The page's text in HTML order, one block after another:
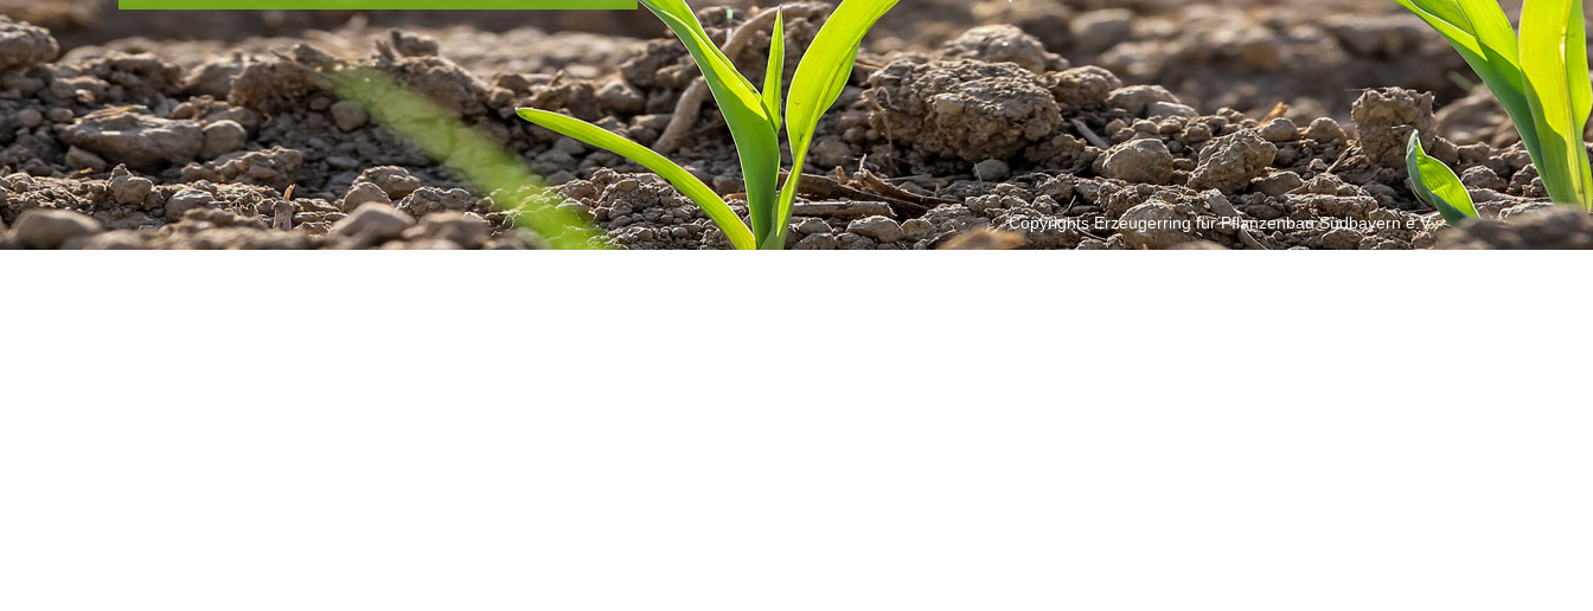
Copyrights Erzeugerring für Pflanzenbau Südbayern e.V.